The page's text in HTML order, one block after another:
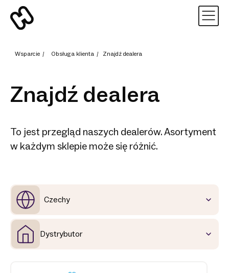
Wsparcie / Obsługa klienta / Znajdź dealera
Znajdź dealera
To jest przegląd naszych dealerów. Asortyment
w każdym sklepie może się różnić.
Czechy
Dystrybutor